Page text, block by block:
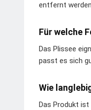
entfernt
Für welche
Das Plissee
passt es sich
Wie
Das Produkt ist